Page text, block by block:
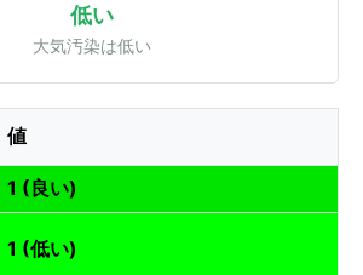
低い
大気汚染は低い
値
1 (良い)
1 (低い)